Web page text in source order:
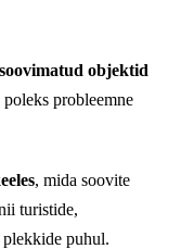
objektid
probleemne
, mida soovite
turistide,
puhul.